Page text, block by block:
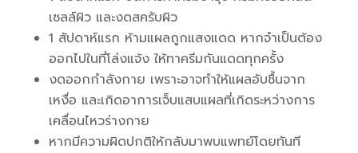
เซลล์ผิว และงดสครับผิว
1 สัปดาห์แรก ห้ามแผลถูกแสงแดด หากจำเป็นต้อง
ออกไปในที่โล่งแจ้ง ให้ทาครีมกันแดดทุกครั้ง
งดออกกำลังกาย เพราะอาจทำให้แผลอับชื้นจาก
เหงื่อ และเกิดอาการเจ็บแสบแผลที่เกิดระหว่างการ
เคลื่อนไหวร่างกาย
หากมีความผิดปกติให้กลับมาพบแพทย์โดยทันที